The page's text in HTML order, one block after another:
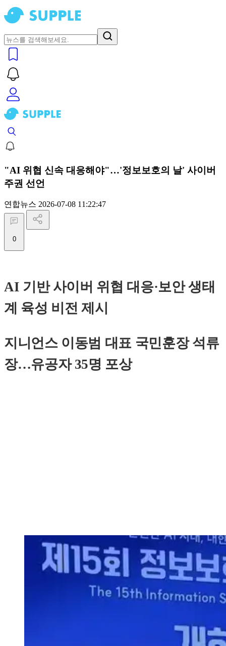
"AI 위협 신속 대응해야"…'정보보호의 날' 사이버
주권 선언
연합뉴스 2026-07-08 11:22:47
0
AI 기반 사이버 위협 대응·보안 생태
계 육성 비전 제시
지니언스 이동범 대표 국민훈장 석류
장…유공자 35명 포상